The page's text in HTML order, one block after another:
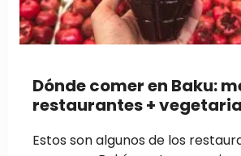
Dónde comer en Baku:
restaurantes +
Estos son algunos de los